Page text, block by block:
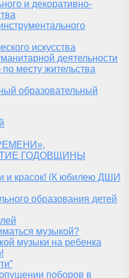
и декоративно-
искусства
деятельности
месту жительства
образовательный
ГОДОВЩИНЫ
и красок! (К юбилею ДШИ
образования детей
музыкой?
музыки на ребенка
поборов в